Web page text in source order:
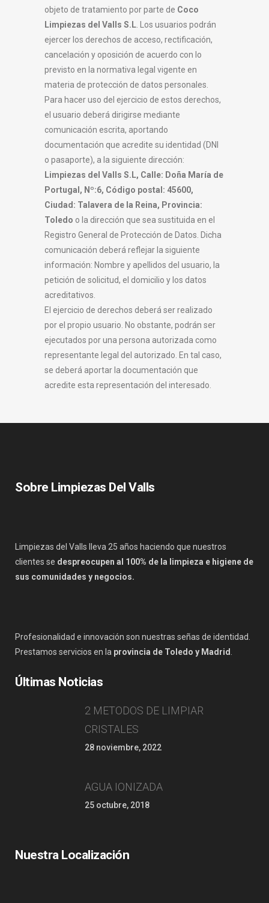
objeto de tratamiento por parte de Coco
Limpiezas del Valls S.L . Los usuarios podrán
ejercer los derechos de acceso, rectificación,
cancelación y oposición de acuerdo con lo
previsto en la normativa legal vigente en
materia de protección de datos personales.
Para hacer uso del ejercicio de estos derechos,
el usuario deberá dirigirse mediante
comunicación escrita, aportando
documentación que acredite su identidad (DNI
o pasaporte), a la siguiente dirección:
Limpiezas del Valls S.L, Calle: Doña María de
Portugal, Nº:6, Código postal: 45600,
Ciudad: Talavera de la Reina, Provincia:
Toledo o la dirección que sea sustituida en el
Registro General de Protección de Datos. Dicha
comunicación deberá reflejar la siguiente
información: Nombre y apellidos del usuario, la
petición de solicitud, el domicilio y los datos
acreditativos.
El ejercicio de derechos deberá ser realizado
por el propio usuario. No obstante, podrán ser
ejecutados por una persona autorizada como
representante legal del autorizado. En tal caso,
se deberá aportar la documentación que
acredite esta representación del interesado.
Sobre Limpiezas Del Valls
Limpiezas del Valls lleva 25 años haciendo que nuestros
clientes se despreocupen al 100% de la limpieza e higiene de
sus comunidades y negocios.
Profesionalidad e innovación son nuestras señas de identidad.
Prestamos servicios en la provincia de Toledo y Madrid
Últimas Noticias
2 METODOS DE LIMPIAR
CRISTALES
28 noviembre, 2022
AGUA IONIZADA
25 octubre, 2018
Nuestra Localización